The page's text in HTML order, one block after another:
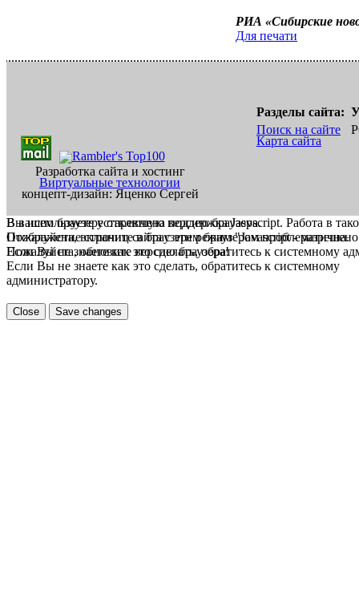
РИА «Сибирские
Для печати
Разработка сайта и хостинг
Виртуальные технологии
концепт-дизайн: Яценко Сергей
Разделы сайта:
Поиск на сайте
Карта сайта
В вашем браузере отключена поддержка Jasvscript. Работа в
Пожалуйста, включите в браузере режим "Javascript -
Если Вы не знаете как это сделать, обратитесь к системному
Вы используете устаревшую версию браузера.
Отображение страниц сайта с этим браузером проблематична.
Пожалуйста, обновите версию браузера!
Если Вы не знаете как это сделать, обратитесь к системному
администратору.
Close Save changes